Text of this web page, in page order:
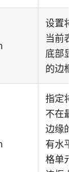
设置将
当前表
底部显
的边框
指定将
不在最
边缘的
有水平
格单元